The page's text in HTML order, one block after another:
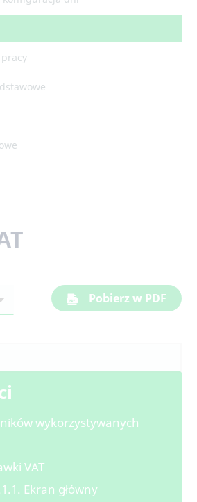
Pobierz w PDF
wykorzystywanych
VAT
Ekran główny